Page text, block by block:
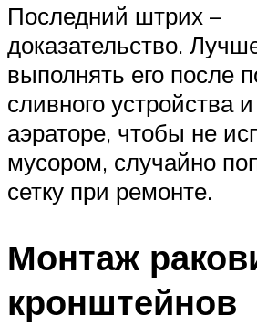
Последний штрих –
доказательство.
выполнять его после
сливного устройства
аэраторе, чтобы не
мусором, случайно
сетку при ремонте.
Монтаж
кронштейнов